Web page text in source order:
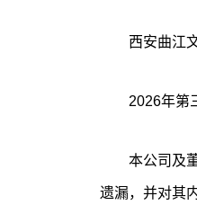
西安曲江
2026年第
本公司及
遗漏，并对其